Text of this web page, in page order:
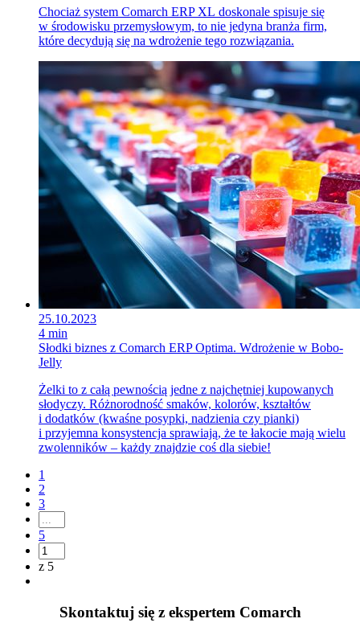
Chociaż system Comarch ERP XL doskonale spisuje się
w środowisku przemysłowym, to nie jedyna branża firm,
które decydują się na wdrożenie tego rozwiązania.
25.10.2023
4 min
Słodki biznes z Comarch ERP Optima. Wdrożenie w Bobo-
Jelly
Żelki to z całą pewnością jedne z najchętniej kupowanych
słodyczy. Różnorodność smaków, kolorów, kształtów
i dodatków (kwaśne posypki, nadzienia czy pianki)
i przyjemna konsystencja sprawiają, że te łakocie mają wielu
zwolenników – każdy znajdzie coś dla siebie!
1
2
3
5
z 5
Skontaktuj się z ekspertem Comarch